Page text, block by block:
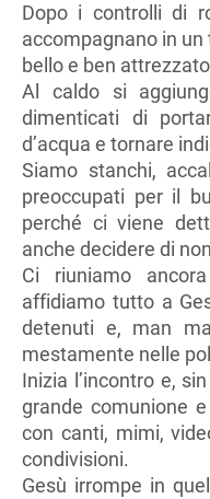
Dopo i controlli di
accompagnano in
bello e ben
Al caldo si
dimenticati di
d’acqua e tornare
Siamo stanchi,
preoccupati per il
perché ci viene
anche decidere di
Ci riuniamo
affidiamo tutto a
detenuti e, man
mestamente nelle
Inizia l’incontro e,
grande comunione
con canti, mimi,
condivisioni.
Gesù irrompe in